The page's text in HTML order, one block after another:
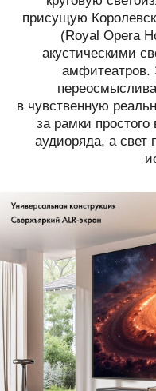
присущую
(Royal Opera
акустическими
амфитеатров.
в чувственную
за рамки
аудиоряда, а свет